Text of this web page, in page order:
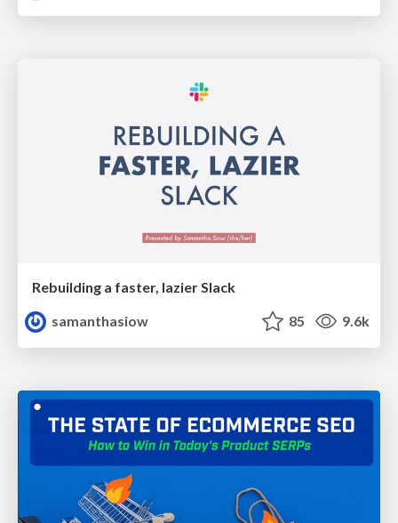
Rebuilding a faster, lazier Slack
samanthasiow
85 9.6k